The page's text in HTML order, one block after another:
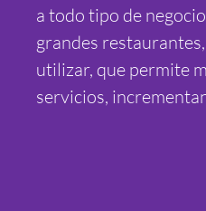
a todo tipo de
grandes
utilizar, que permite
servicios,